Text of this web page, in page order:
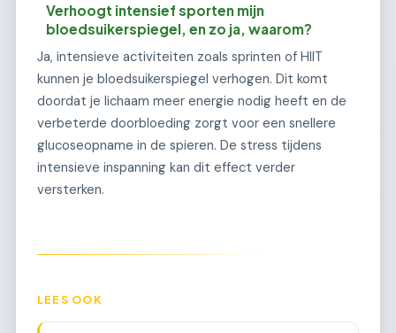
Verhoogt intensief sporten mijn
bloedsuikerspiegel, en zo ja, waarom?
Ja, intensieve activiteiten zoals sprinten of HIIT
kunnen je bloedsuikerspiegel verhogen. Dit komt
doordat je lichaam meer energie nodig heeft en de
verbeterde doorbloeding zorgt voor een snellere
glucoseopname in de spieren. De stress tijdens
intensieve inspanning kan dit effect verder
versterken.
LEES OOK